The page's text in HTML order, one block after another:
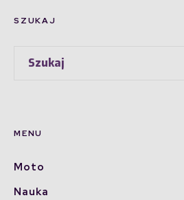
SZUKAJ
MENU
Moto
Nauka